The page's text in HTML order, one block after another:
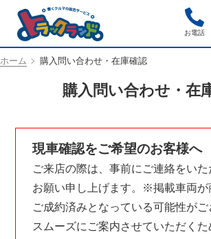
お電話
ホーム 購入問い合わせ・在庫確認
購入問い合わせ・在
現車確認をご希望のお客様へ
ご来店の際は、事前にご連絡をいた
お願い申し上げます。※掲載車両が
ご成約済みとなっている可能性がご
スムーズにご案内させていただくた